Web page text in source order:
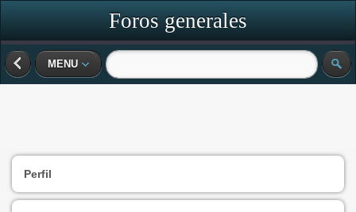
Foros generales
MENU
Perfil